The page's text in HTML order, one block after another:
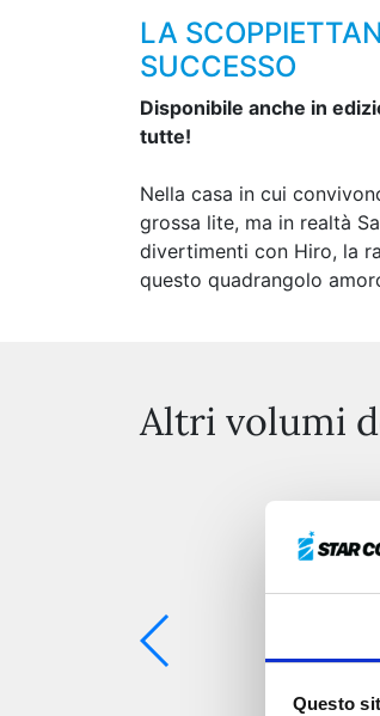
Questo
LA
SUCCESSO
Disponibile anche in
tutte!
Nella casa in cui
grossa lite, ma in realtà
divertimenti con Hiro, la
questo quadrangolo
Altri volumi